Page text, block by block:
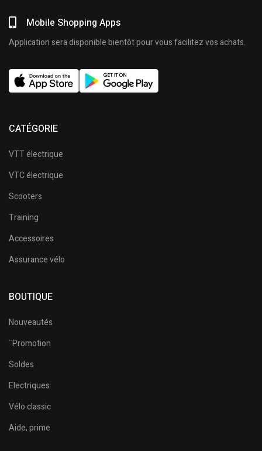
Mobile Shopping Apps
Application sera disponible bientôt pour vous facilitez vos achats.
CATÉGORIE
VTT électrique
VTC électrique
Scooters
Training
Accessoires
Assurance vélo
BOUTIQUE
Nouveautés
¨Promotion
Soldes
Electriques
Vélo classic
Aide, prime